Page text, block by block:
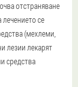
отстраняване
лечението се
(мехлеми,
лезии лекарят
средства